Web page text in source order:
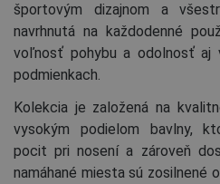
športovým dizajnom a
navrhnutá na každodenné
voľnosť pohybu a odolnosť aj
podmienkach.
Kolekcia je založená na
vysokým podielom bavlny,
pocit pri nosení a zároveň
namáhané miesta sú zosilnené